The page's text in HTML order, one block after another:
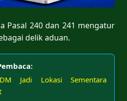
Pasal 240 dan 241 mengatur
delik aduan.
Jadi Lokasi Sementara